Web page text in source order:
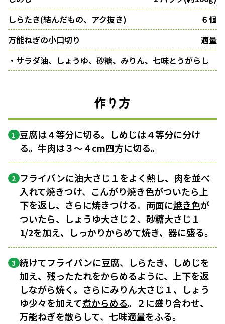
しらたき(結んだもの、アク抜き)
６個
万能ねぎの小口切り
適量
・サラダ油、しょうゆ、砂糖、みりん、七味とうがらし
作り方
1 豆腐は４等分に切る。しめじは４等分に分け
る。牛肉は３〜４cm四方に切る。
2 フライパンに油大さじ１をよく熱し、肉を並べ
入れて焼きつけ、こんがり焼き色がついたら上
下を返し、さらに焼きつける。両面に焼き色が
ついたら、しょうゆ大さじ２、砂糖大さじ１
1/2を加え、しっかりからめて焼き、器に盛る。
3 続けてフライパンに豆腐、しらたき、しめじを
加え、残ったたれをからめるように、上下を返
しながら焼く。さらにみりん大さじ１、しょう
ゆ少々を加えて煮からめる。２に盛り合わせ、
万能ねぎを散らして、七味適量をふる。